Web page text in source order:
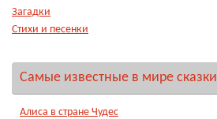
Загадки
Стихи и песенки
Самые известные в мире сказки
Алиса в стране Чудес